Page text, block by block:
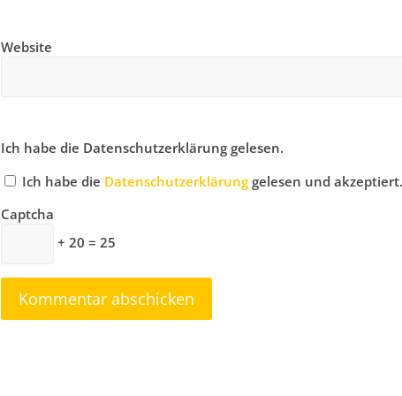
Website
Ich habe die Datenschutzerklärung gelesen.
Ich habe die Datenschutzerklärung gelesen und akzeptiert.
Captcha
+ 20 = 25